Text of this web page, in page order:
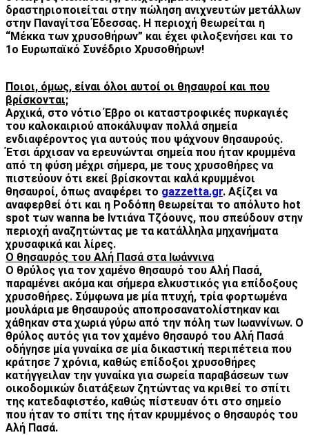
δραστηριοποιείται στην πώληση ανιχνευτών μετάλλων
στην Παναγίτσα Έδεσσας. Η περιοχή θεωρείται η
“Μέκκα των χρυσοθήρων” και έχει φιλοξενήσει και το
1ο Ευρωπαϊκό Συνέδριο Χρυσοθήρων!
Ποιοι, όμως, είναι όλοι αυτοί οι θησαυροί και που
βρίσκονται;
Αρχικά, στο νότιο Έβρο οι καταστροφικές πυρκαγιές
του καλοκαιριού αποκάλυψαν πολλά σημεία
ενδιαφέροντος για αυτούς που ψάχνουν θησαυρούς.
Έτσι άρχισαν να ερευνώνται σημεία που ήταν κρυμμένα
από τη φύση μέχρι σήμερα, με τους χρυσοθήρες να
πιστεύουν ότι εκεί βρίσκονται καλά κρυμμένοι
θησαυροί, όπως αναφέρει το gazzetta.gr. Αξίζει να
αναφερθεί ότι και η Ροδόπη θεωρείται το απόλυτο hot
spot των wanna be Ιντιάνα Τζόουνς, που σπεύδουν στην
περιοχή αναζητώντας με τα κατάλληλα μηχανήματα
χρυσαφικά και λίρες.
Ο θησαυρός του Αλή Πασά στα Ιωάννινα
Ο θρύλος για τον χαμένο θησαυρό του Αλή Πασά,
παραμένει ακόμα και σήμερα ελκυστικός για επίδοξους
χρυσοθήρες. Σύμφωνα με μία πτυχή, τρία φορτωμένα
μουλάρια με θησαυρούς αποπροσανατολίστηκαν και
χάθηκαν στα χωριά γύρω από την πόλη των Ιωαννίνων. Ο
θρύλος αυτός για τον χαμένο θησαυρό του Αλή Πασά
οδήγησε μία γυναίκα σε μία δικαστική περιπέτεια που
κράτησε 7 χρόνια, καθώς επίδοξοι χρυσοθήρες
κατήγγειλαν την γυναίκα για σωρεία παραβάσεων των
οικοδομικών διατάξεων ζητώντας να κριθεί το σπίτι
της κατεδαφιστέο, καθώς πίστευαν ότι στο σημείο
που ήταν το σπίτι της ήταν κρυμμένος ο θησαυρός του
Αλή Πασά.